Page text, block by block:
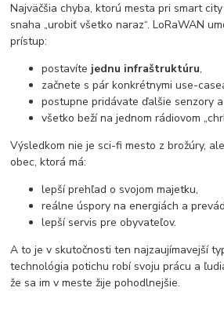
Najväčšia chyba, ktorú mesta pri smart
snaha „urobiť všetko naraz“. LoRaWAN
prístup:
postavíte jednu infraštruktúru,
začnete s pár konkrétnymi use-
postupne pridávate ďalšie senzory
všetko beží na jednom rádiovom
Výsledkom nie je sci-fi mesto z brožúry,
obec, ktorá má:
lepší prehľad o svojom majetku,
reálne úspory na energiách a
lepší servis pre obyvateľov.
A to je v skutočnosti ten najzaujímavejší
technológia potichu robí svoju prácu a
že sa im v meste žije pohodlnejšie.